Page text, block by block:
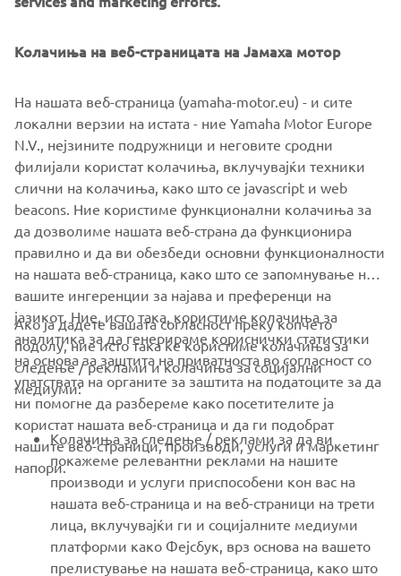
and will continue supporting the Finnmaster team to grow
Yamaha’s long-term OEM strategy to be the best partner
Together, Finnmaster and Yamaha are poised to
deliver unparalleled value to customers worldwide,
reinforcing their shared commitment to innovation,
quality, and growth in the marine industry.
EXPLORE YAMAHA'S BOAT PARTNERS
CORPORATE
FOR BUSINESS
MORE YAMAHA
SUPPORT
Колачиња на веб-страницата на Јамаха мотор
На нашата веб-страница (yamaha-motor.eu) - и сите
локални верзии на истата - ние Yamaha Motor Europe
N.V., нејзините подружници и неговите сродни
филијали користат колачиња, вклучувајќи техники
слични на колачиња, како што се javascript и web
beacons. Ние користиме функционални колачиња за
да дозволиме нашата веб-страна да функционира
правилно и да ви обезбеди основни функционалности
на нашата веб-страница, како што се запомнување на
вашите ингеренции за најава и преференци на
јазикот. Ние, исто така, користиме колачиња за
аналитика за да генерираме кориснички статистики
на основа за заштита на приватноста во согласност со
упатствата на органите за заштита на податоците за да
ни помогне да разбереме како посетителите ја
користат нашата веб-страница и да ги подобрат
нашите веб-страници, производи, услуги и маркетинг
напори.
Ако ја дадете вашата согласност преку копчето
подолу, ние исто така ќе користиме колачиња за
следење / реклами и колачиња за социјални
медиуми:
Колачиња за следење / реклами за да ви
покажеме релевантни реклами на нашите
производи и услуги приспособени кон вас на
нашата веб-страница и на веб-страници на трети
лица, вклучувајќи ги и социјалните медиуми
платформи како Фејсбук, врз основа на вашето
прелистување на нашата веб-страница, како што